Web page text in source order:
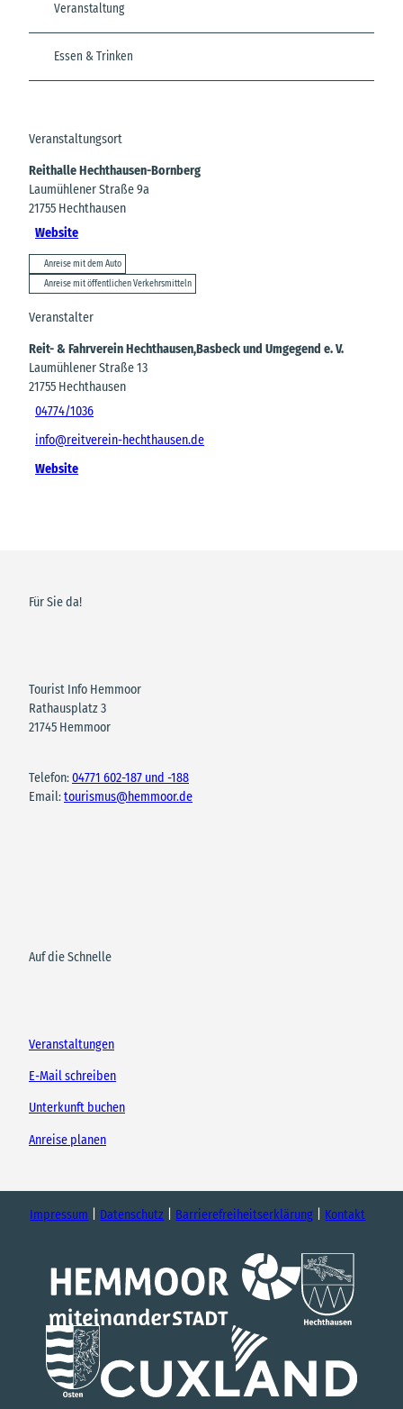
Veranstaltung
Essen & Trinken
Veranstaltungsort
Reithalle Hechthausen-Bornberg
Laumühlener Straße 9a
21755 Hechthausen
Website
Anreise mit dem Auto
Anreise mit öffentlichen Verkehrsmitteln
Veranstalter
Reit- & Fahrverein Hechthausen,Basbeck und Umgegend e. V.
Laumühlener Straße 13
21755 Hechthausen
04774/1036
info@reitverein-hechthausen.de
Website
Für Sie da!
Tourist Info Hemmoor
Rathausplatz 3
21745 Hemmoor
Telefon:04771 602-187 und -188
Email:tourismus@hemmoor.de
Auf die Schnelle
Veranstaltungen
E-Mail schreiben
Unterkunft buchen
Anreise planen
Impressum Datenschutz Barrierefreiheitserklärung Kontakt